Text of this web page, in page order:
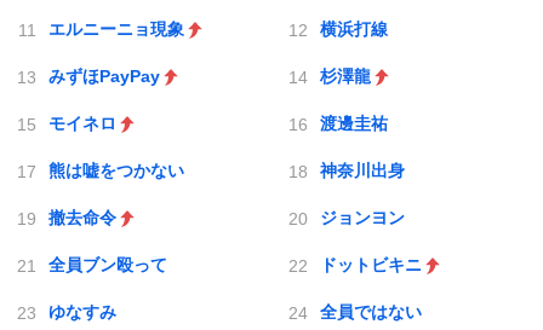
エルニーニョ現象 横浜打線
みずほPayPay 杉澤龍
モイネロ 渡邊圭祐
熊は嘘をつかない 神奈川出身
撤去命令 ジョンヨン
全員ブン殴って ドットビキニ
ゆなすみ 全員ではない